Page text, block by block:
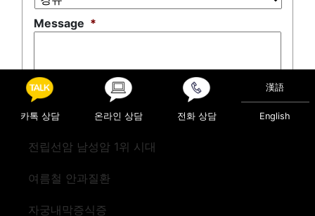
Message *
0 of 500 max characters
카톡 상담 온라인 상담 전화 상담
漢語
English
전립선암 남성암 1위 시대
여름철 안과질환
자궁내막증식증